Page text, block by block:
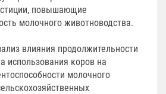
повышающие
молочного животноводства.
продолжительности
использования коров на
молочного